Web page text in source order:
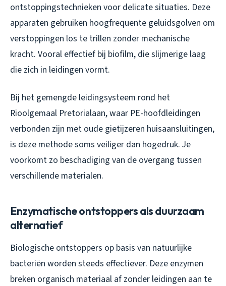
ontstoppingstechnieken voor delicate situaties. Deze
apparaten gebruiken hoogfrequente geluidsgolven om
verstoppingen los te trillen zonder mechanische
kracht. Vooral effectief bij biofilm, die slijmerige laag
die zich in leidingen vormt.
Bij het gemengde leidingsysteem rond het
Rioolgemaal Pretorialaan, waar PE-hoofdleidingen
verbonden zijn met oude gietijzeren huisaansluitingen,
is deze methode soms veiliger dan hogedruk. Je
voorkomt zo beschadiging van de overgang tussen
verschillende materialen.
Enzymatische ontstoppers als duurzaam
alternatief
Biologische ontstoppers op basis van natuurlijke
bacteriën worden steeds effectiever. Deze enzymen
breken organisch materiaal af zonder leidingen aan te